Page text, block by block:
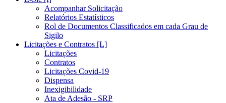
Acompanhar Solicitação
Relatórios Estatísticos
Rol de Documentos Classificados em cada Grau de
Sigilo
Licitações e Contratos [L]
Licitações
Contratos
Licitações Covid-19
Dispensa
Inexigibilidade
Ata de Adesão - SRP